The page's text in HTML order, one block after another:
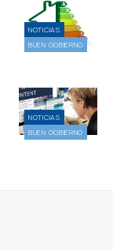
NOTICIAS
BUEN GOBIERNO
NOTICIAS
BUEN GOBIERNO